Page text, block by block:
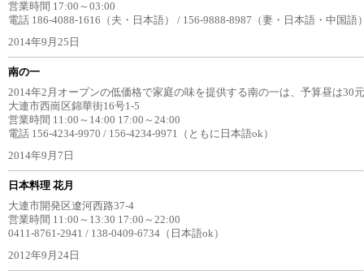
営業時間 17:00～03:00
電話 186-4088-1616（夫・日本語） / 156-9888-8987（妻・日本語・中国語
2014年9月25日
南の一
2014年2月オープンの低価格で家庭の味を提供する南の一は、予算昼は30
大連市西崗区錦華街16号1-5
営業時間 11:00～14:00 17:00～24:00
電話 156-4234-9970 / 156-4234-9971（ともに日本語ok）
2014年9月7日
日本料理 花月
大連市開発区遼河西路37-4
営業時間 11:00～13:30 17:00～22:00
0411-8761-2941 / 138-0409-6734（日本語ok）
2012年9月24日